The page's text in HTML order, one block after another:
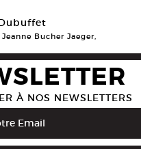
Bucher Jaeger,
À NOS NEWSLETTERS